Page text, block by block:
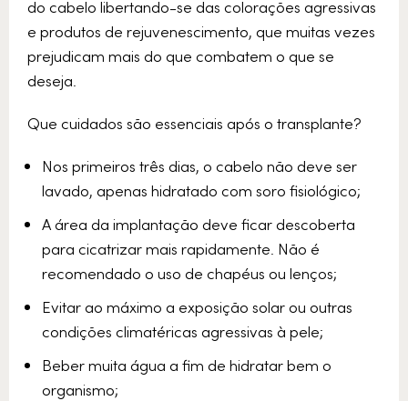
do cabelo libertando-se das colorações agressivas
e produtos de rejuvenescimento, que muitas vezes
prejudicam mais do que combatem o que se
deseja.
Que cuidados são essenciais após o transplante?
Nos primeiros três dias, o cabelo não deve ser
lavado, apenas hidratado com soro fisiológico;
A área da implantação deve ficar descoberta
para cicatrizar mais rapidamente. Não é
recomendado o uso de chapéus ou lenços;
Evitar ao máximo a exposição solar ou outras
condições climatéricas agressivas à pele;
Beber muita água a fim de hidratar bem o
organismo;